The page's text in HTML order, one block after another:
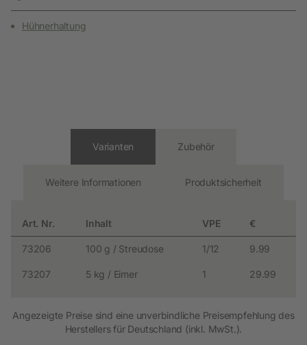
Hühnerhaltung
Varianten
Art. Nr. Inhalt VPE €
73206 100 g / Streudose 1/12 9.99
73207 5 kg / Eimer 1 29.99
Zubehör
Weitere Informationen Produktsicherheit
Angezeigte Preise sind eine unverbindliche Preisempfehlung des
Herstellers für Deutschland (inkl. MwSt.).